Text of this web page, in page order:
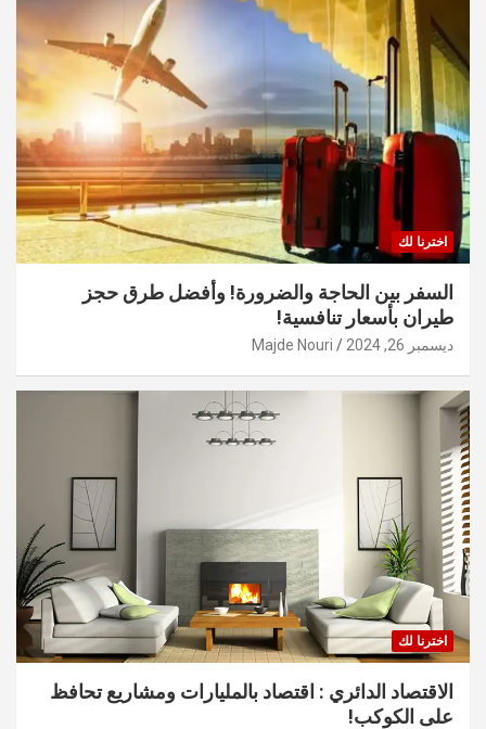
اخترنا لك
السفر بين الحاجة والضرورة! وأفضل طرق حجز
طيران بأسعار تنافسية!
ديسمبر 26, 2024 Majde Nouri
اخترنا لك
الاقتصاد الدائري : اقتصاد بالمليارات ومشاريع تحافظ
على الكوكب!